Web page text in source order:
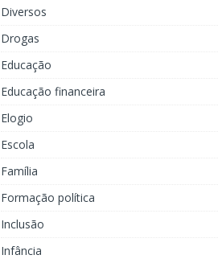
Diversos
Drogas
Educação
Educação financeira
Elogio
Escola
Família
Formação política
Inclusão
Infância